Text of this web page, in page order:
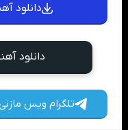
دانلود
دانلود
تلگرام ویس